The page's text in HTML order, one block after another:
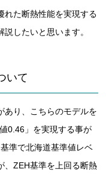
れた断熱性能を実現する
したいと思います。
いて
あり、こちらのモデルを
0.46」を実現する事が
準で北海道基準値レベ
、ZEH基準を上回る断熱